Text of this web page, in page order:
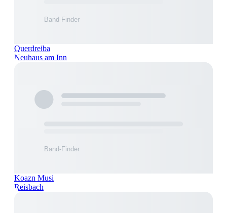
Querdreiba
Neuhaus am Inn
Koazn Musi
Reisbach